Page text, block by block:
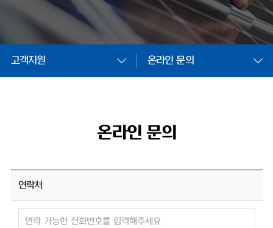
고객지원 온라인 문의
온라인 문의
연락처